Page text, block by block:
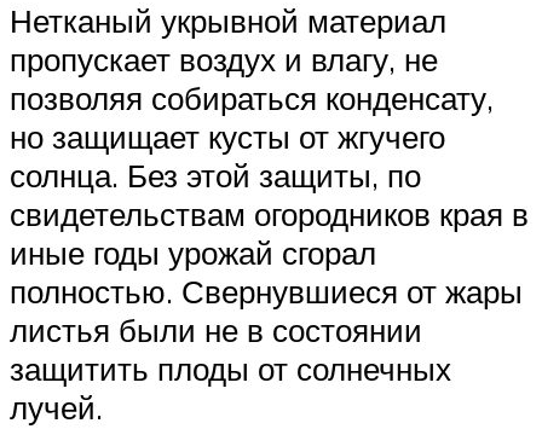
Нетканый укрывной материал
пропускает воздух и влагу, не
позволяя собираться конденсату,
но защищает кусты от жгучего
солнца. Без этой защиты, по
свидетельствам огородников края в
иные годы урожай сгорал
полностью. Свернувшиеся от жары
листья были не в состоянии
защитить плоды от солнечных
лучей.